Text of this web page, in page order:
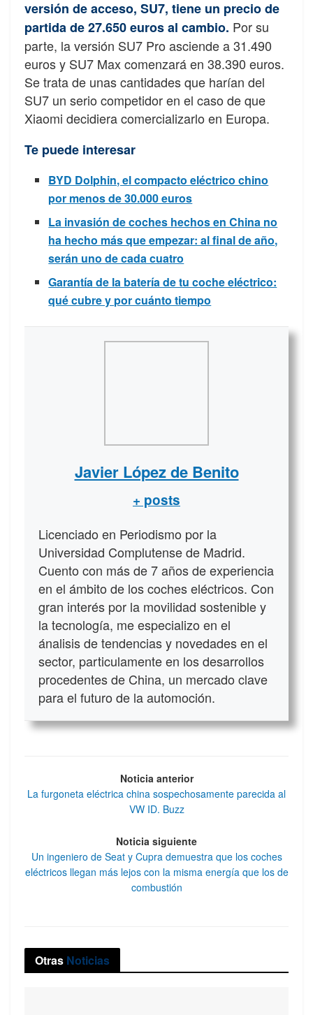
versión de acceso, SU7, tiene un precio de
partida de 27.650 euros al cambio. Por su
parte, la versión SU7 Pro asciende a 31.490
euros y SU7 Max comenzará en 38.390 euros.
Se trata de unas cantidades que harían del
SU7 un serio competidor en el caso de que
Xiaomi decidiera comercializarlo en Europa.
Te puede interesar
BYD Dolphin, el compacto eléctrico chino
por menos de 30.000 euros
La invasión de coches hechos en China no
ha hecho más que empezar: al final de año,
serán uno de cada cuatro
Garantía de la batería de tu coche eléctrico:
qué cubre y por cuánto tiempo
Javier López de Benito
+ posts
Licenciado en Periodismo por la
Universidad Complutense de Madrid.
Cuento con más de 7 años de experiencia
en el ámbito de los coches eléctricos. Con
gran interés por la movilidad sostenible y
la tecnología, me especializo en el
ánalisis de tendencias y novedades en el
sector, particulamente en los desarrollos
procedentes de China, un mercado clave
para el futuro de la automoción.
Noticia anterior
La furgoneta eléctrica china sospechosamente parecida al
VW ID. Buzz
Noticia siguiente
Un ingeniero de Seat y Cupra demuestra que los coches
eléctricos llegan más lejos con la misma energía que los de
combustión
Otras Noticias